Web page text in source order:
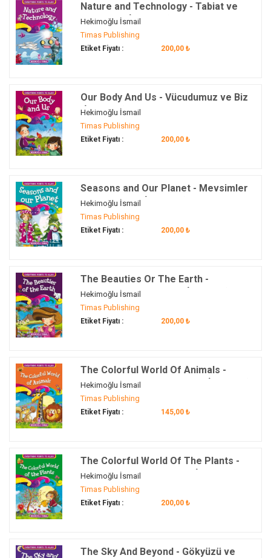
Nature and Technology - Tabiat ve
Teknoloji (İngilizce)
Hekimoğlu İsmail
Timas Publishing
Etiket Fiyatı : 200,00 ₺
Our Body And Us - Vücudumuz ve Biz
(İngilizce)
Hekimoğlu İsmail
Timas Publishing
Etiket Fiyatı : 200,00 ₺
Seasons and Our Planet - Mevsimler
ve Dünyamız (İngilizce)
Hekimoğlu İsmail
Timas Publishing
Etiket Fiyatı : 200,00 ₺
The Beauties Or The Earth -
Yeryüzündeki Güzellik (İngilizce)
Hekimoğlu İsmail
Timas Publishing
Etiket Fiyatı : 200,00 ₺
The Colorful World Of Animals -
Hayvanların Renkli Dünyası (İngilizce)
Hekimoğlu İsmail
Timas Publishing
Etiket Fiyatı : 145,00 ₺
The Colorful World Of The Plants -
Bitkilerin Renkli Dünyası (İngilizce)
Hekimoğlu İsmail
Timas Publishing
Etiket Fiyatı : 200,00 ₺
The Sky And Beyond - Gökyüzü ve